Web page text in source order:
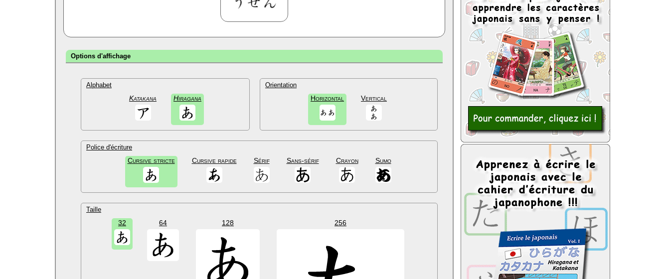
Options d'affichage
Alphabet
Katakana Hiragana
Orientation
Horizontal Vertical
Police d'écriture
Cursive stricte Cursive rapide Sérif Sans-sérif Crayon Sumo
Taille
32 64 128 256